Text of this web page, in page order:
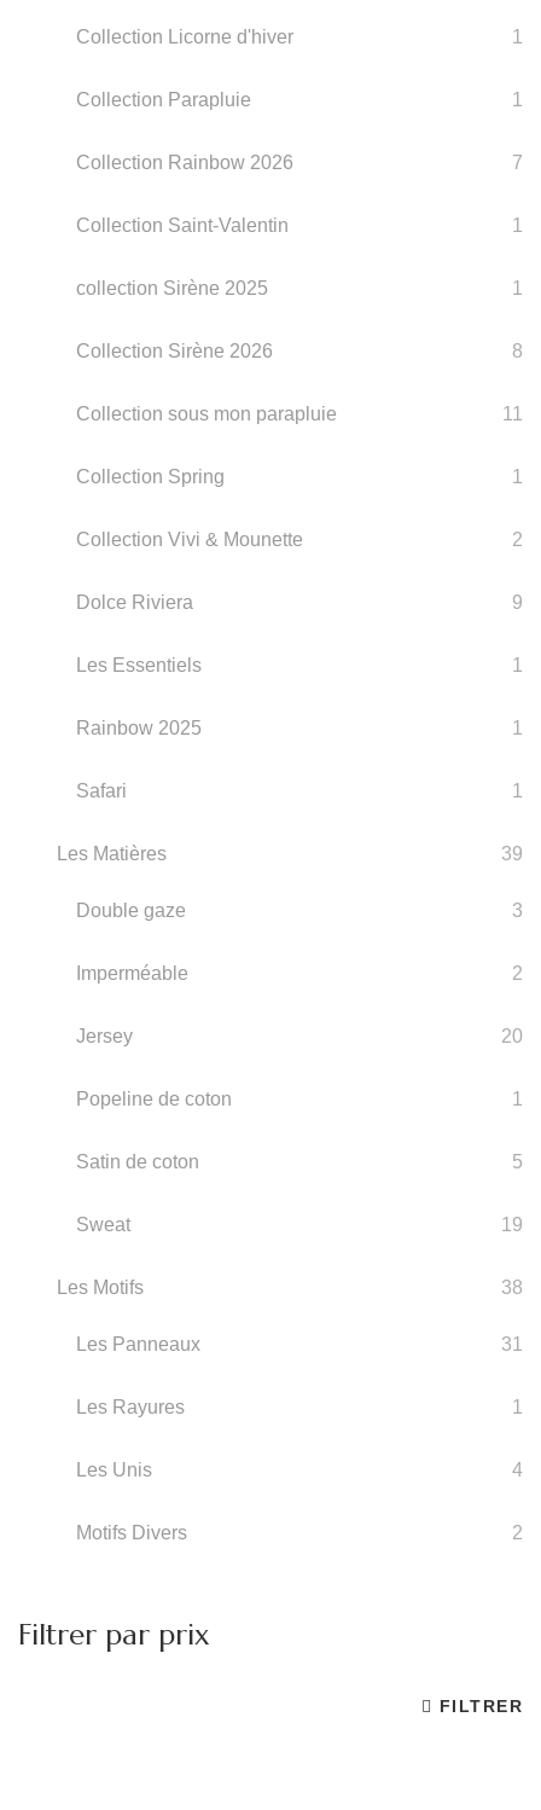
Collection Licorne d'hiver 1
Collection Parapluie 1
Collection Rainbow 2026 7
Collection Saint-Valentin 1
collection Sirène 2025 1
Collection Sirène 2026 8
Collection sous mon parapluie 11
Collection Spring 1
Collection Vivi & Mounette 2
Dolce Riviera 9
Les Essentiels 1
Rainbow 2025 1
Safari 1
Les Matières 39
Double gaze 3
Imperméable 2
Jersey 20
Popeline de coton 1
Satin de coton 5
Sweat 19
Les Motifs 38
Les Panneaux 31
Les Rayures 1
Les Unis 4
Motifs Divers 2
Filtrer par prix
FILTRER